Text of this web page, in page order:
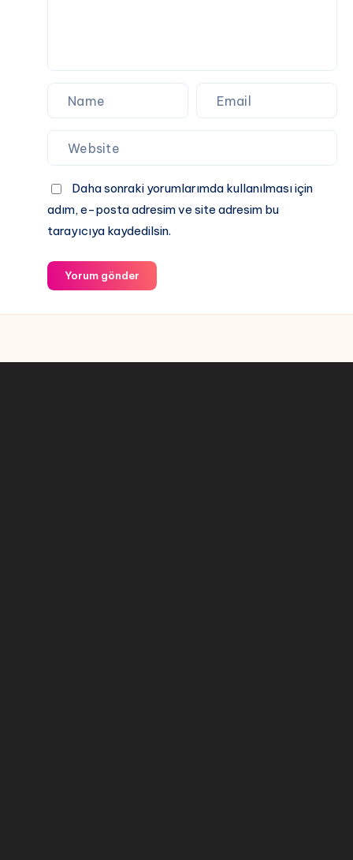
Daha sonraki yorumlarımda kullanılması için
adım, e-posta adresim ve site adresim bu
tarayıcıya kaydedilsin.
Yorum gönder